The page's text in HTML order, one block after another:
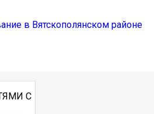
в Вятскополянском районе
С